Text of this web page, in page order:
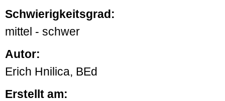
Schwierigkeitsgrad:
mittel - schwer
Autor:
Erich Hnilica, BEd
Erstellt am: